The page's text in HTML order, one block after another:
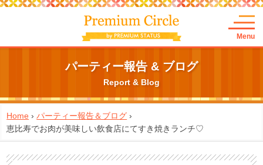
Menu
パーティー報告 & ブログ
Report & Blog
Home ›パーティー報告＆ブログ ›
恵比寿でお肉が美味しい飲食店にてすき焼きランチ♡